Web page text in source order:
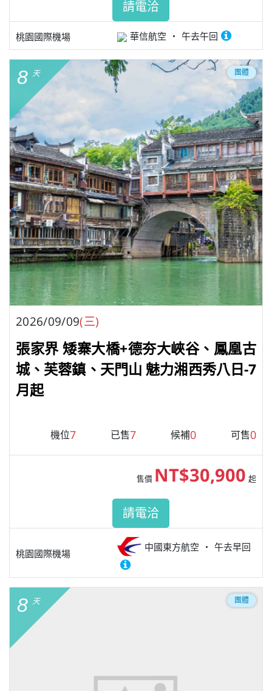
桃園國際機場 華信航空 午去午回
請電洽
8 天 團體
2026/09/09(三)
張家界 矮寨大橋+德夯大峽谷、鳳凰古
城、芙蓉鎮、天門山 魅力湘西秀八日-7
月起
機位7 已售7 候補0 可售0
桃園國際機場
中國東方航空 午去早回
售價 NT$30,900 起
請電洽
8 天 團體